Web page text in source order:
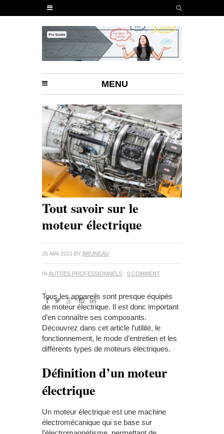
MENU
Tout savoir sur le
moteur électrique
26 MAI 2021 BY BRUNEAU
IN AUTRES PROFESSIONNELS · 0 COMMENT
Tous les appareils sont presque équipés
de moteur électrique. Il est donc important
d’en connaître ses composants.
Découvrez dans cet article l’utilité, le
fonctionnement, le mode d’entretien et les
différents types de moteurs électriques.
Définition d’un moteur
électrique
Un moteur électrique est une machine
électromécanique qui se base sur